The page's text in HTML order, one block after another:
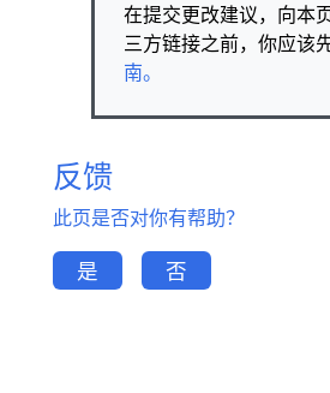
在提交更改建议，向本
三方链接之前，你应该
南。
反馈
此页是否对你有帮助？
是 否